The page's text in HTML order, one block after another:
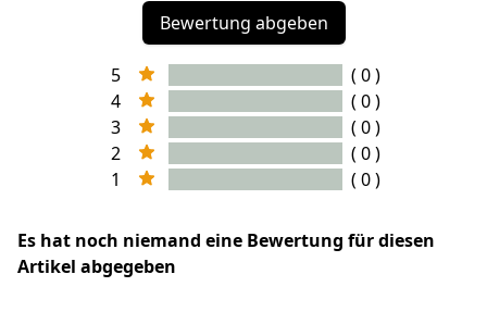
Bewertung abgeben
5
( 0 )
4
( 0 )
3
( 0 )
2
( 0 )
1
( 0 )
Es hat noch niemand eine Bewertung für diesen
Artikel abgegeben